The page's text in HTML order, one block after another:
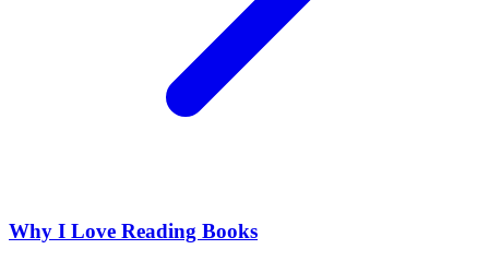
Why I Love Reading Books